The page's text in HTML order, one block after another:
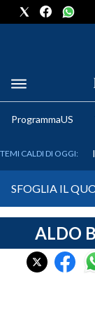
METEO
CRONACA
CAGLIARI
ProgrammaUS
TEMI CALDI DI OGGI:
SFOGLIA IL
ALDO